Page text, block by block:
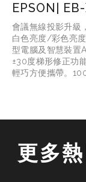
EPSON|
會議無線投影升級
白色亮度/彩色亮
型電腦及智慧裝置
±30度梯形修正功
輕巧方便攜帶。
更多